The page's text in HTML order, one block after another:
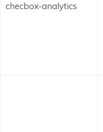
checbox-analytics